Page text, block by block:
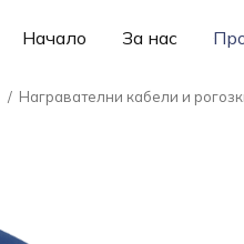
Начало За нас
/ Награвателни кабели и